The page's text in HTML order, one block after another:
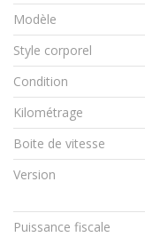
Modèle
Style corporel
Condition
Kilométrage
Boite de vitesse
Version
Puissance fiscale